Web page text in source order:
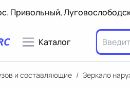
Привольный,
Каталог
и составляющие / Зеркало